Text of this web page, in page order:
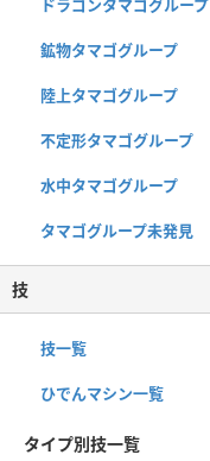
ドラゴンタマゴグループ
鉱物タマゴグループ
陸上タマゴグループ
不定形タマゴグループ
水中タマゴグループ
タマゴグループ未発見
技
技一覧
ひでんマシン一覧
タイプ別技一覧